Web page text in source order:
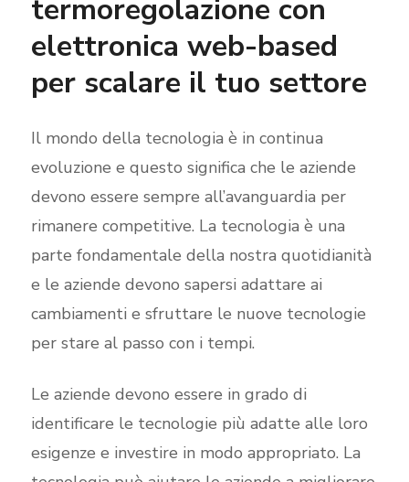
termoregolazione con
elettronica web-based
per scalare il tuo settore
Il mondo della tecnologia è in continua
evoluzione e questo significa che le aziende
devono essere sempre all’avanguardia per
rimanere competitive. La tecnologia è una
parte fondamentale della nostra quotidianità
e le aziende devono sapersi adattare ai
cambiamenti e sfruttare le nuove tecnologie
per stare al passo con i tempi.
Le aziende devono essere in grado di
identificare le tecnologie più adatte alle loro
esigenze e investire in modo appropriato. La